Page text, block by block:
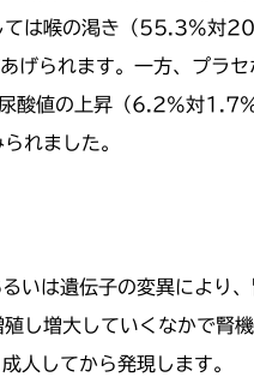
しては喉の渇き（
れます。一方、プラセ
酸値の上昇（6.2%対
れました。
いは遺伝子の変異によ
し増大していくなかで
人してから発現します。